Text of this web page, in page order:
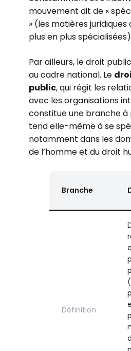
mouvement dit de «
» (les matières
plus en plus
Par ailleurs, le droit
au cadre national. Le
public, qui régit les
avec les organisations
constitue une branche
tend elle-même à se
notamment dans les
de l’homme et du droit
Branche
Définition